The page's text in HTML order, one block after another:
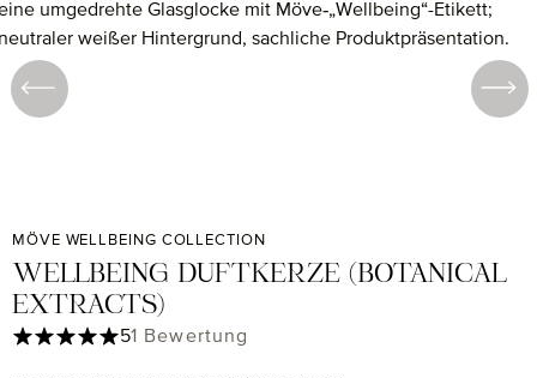
MÖVE WELLBEING COLLECTION
WELLBEING DUFTKERZE (BOTANICAL
EXTRACTS)
Durchschnittliche Bewertung von 5 von 5 Sternen
51 Bewertung